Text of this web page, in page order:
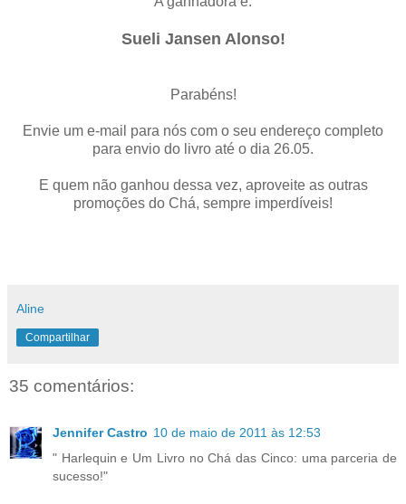
Sueli Jansen Alonso!
Parabéns!
Envie um e-mail para nós com o seu endereço completo
para envio do livro até o dia 26.05.
E quem não ganhou dessa vez, aproveite as outras
promoções do Chá, sempre imperdíveis!
Aline
Compartilhar
35 comentários:
Jennifer Castro 10 de maio de 2011 às 12:53
" Harlequin e Um Livro no Chá das Cinco: uma parceria de
sucesso!"